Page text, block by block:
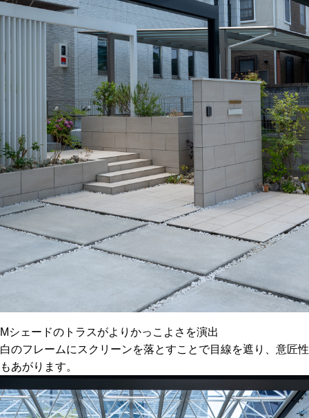
Mシェードのトラスがよりかっこよさを演出
白のフレームにスクリーンを落とすことで目線を遮り、意匠性
もあがります。